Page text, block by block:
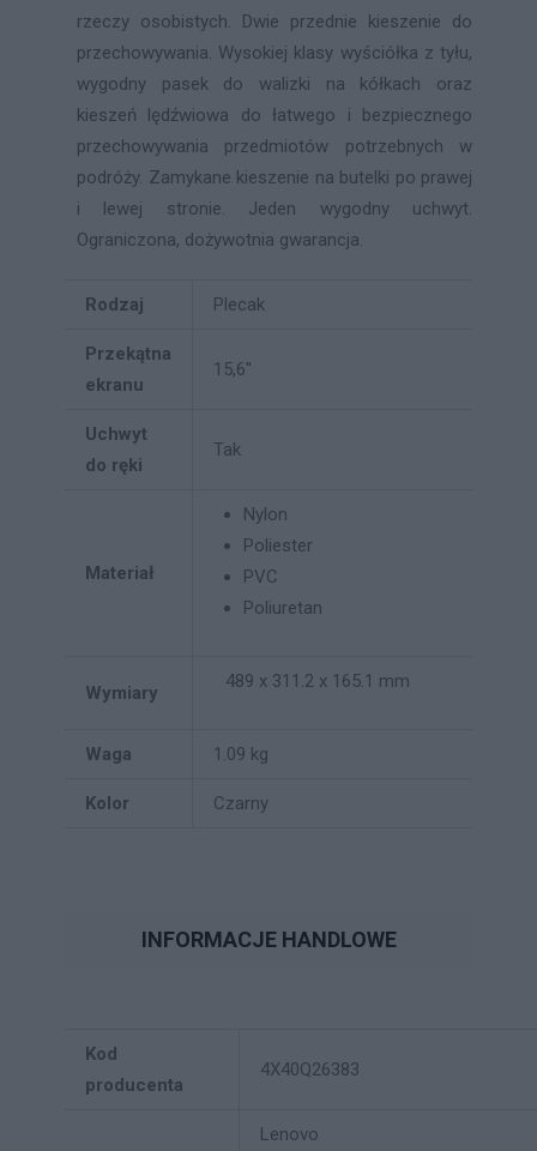
rzeczy osobistych. Dwie przednie kieszenie do
przechowywania. Wysokiej klasy wyściółka z tyłu,
wygodny pasek do walizki na kółkach oraz
kieszeń lędźwiowa do łatwego i bezpiecznego
przechowywania przedmiotów potrzebnych w
podróży. Zamykane kieszenie na butelki po prawej
i lewej stronie. Jeden wygodny uchwyt.
Ograniczona, dożywotnia gwarancja.
Rodzaj Plecak
Przekątna
ekranu
15,6''
Uchwyt
do ręki
Tak
Materiał
Nylon
Poliester
PVC
Poliuretan
Wymiary
489 x 311.2 x 165.1 mm
Waga 1.09 kg
Kolor Czarny
INFORMACJE HANDLOWE
Kod
producenta
4X40Q26383
Lenovo